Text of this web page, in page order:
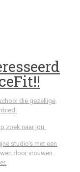
die gezellige,
zoek naar jou.
studio’s met een
door vrouwen.